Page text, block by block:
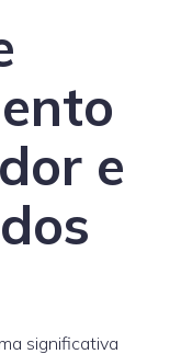
e
significativa